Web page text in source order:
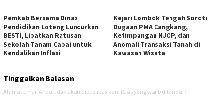
Pemkab Bersama Dinas
Pendidikan Loteng Luncurkan
BESTI, Libatkan Ratusan
Sekolah Tanam Cabai untuk
Kendalikan Inflasi
Kejari Lombok Tengah Soroti
Dugaan PMA Cangkang,
Ketimpangan NJOP, dan
Anomali Transaksi Tanah di
Kawasan Wisata
Tinggalkan Balasan
Alamat email Anda tidak akan dipublikasikan. Ruas yang wajib ditandai *